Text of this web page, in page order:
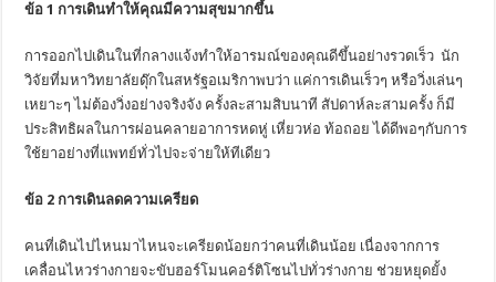
ข้อ1 การเดินทำให้คุณมีความสุขมากขึ้น
การออกไปเดินในที่กลางแจ้งทำให้อารมณ์ของคุณดีขึ้นอย่างรวดเร็ว นัก
วิจัยที่มหาวิทยาลัยดุ๊กในสหรัฐอเมริกาพบว่า แค่การเดินเร็วๆ หรือวิ่งเล่นๆ
เหยาะๆ ไม่ต้องวิ่งอย่างจริงจัง ครั้งละสามสิบนาที สัปดาห์ละสามครั้ง ก็มี
ประสิทธิผลในการผ่อนคลายอาการหดหู่ เหี่ยวห่อ ท้อถอย ได้ดีพอๆกับการ
ใช้ยาอย่างที่แพทย์ทั่วไปจะจ่ายให้ทีเดียว
ข้อ 2 การเดินลดความเครียด
คนที่เดินไปไหนมาไหนจะเครียดน้อยกว่าคนที่เดินน้อย เนื่องจากการ
เคลื่อนไหวร่างกายจะขับฮอร์โมนคอร์ติโซนไปทั่วร่างกาย ช่วยหยุดยั้ง